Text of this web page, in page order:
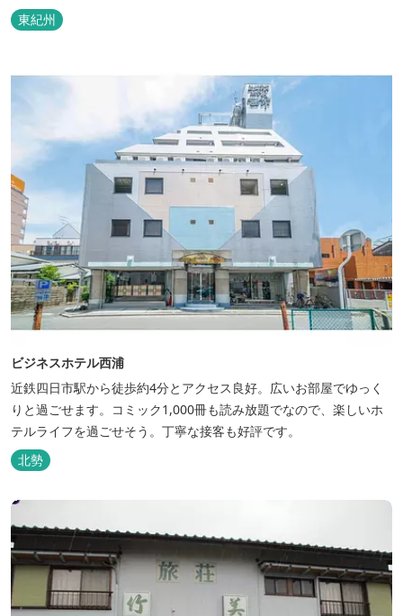
東紀州
ビジネスホテル西浦
近鉄四日市駅から徒歩約4分とアクセス良好。広いお部屋でゆっく
りと過ごせます。コミック1,000冊も読み放題でなので、楽しいホ
テルライフを過ごせそう。丁寧な接客も好評です。
北勢